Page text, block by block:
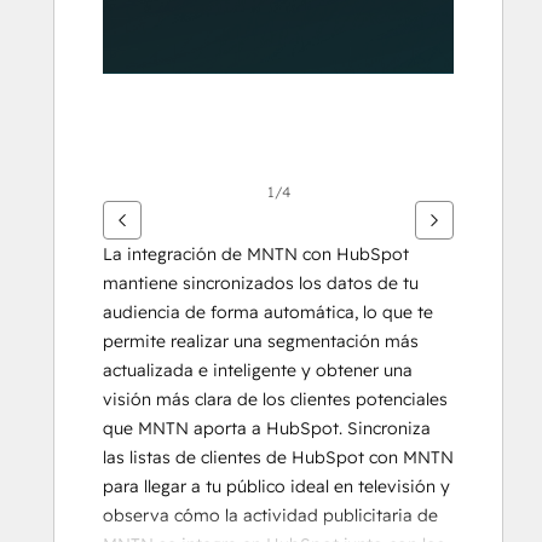
1/4
La integración de MNTN con HubSpot
mantiene sincronizados los datos de tu
audiencia de forma automática, lo que te
permite realizar una segmentación más
actualizada e inteligente y obtener una
visión más clara de los clientes potenciales
que MNTN aporta a HubSpot. Sincroniza
las listas de clientes de HubSpot con MNTN
para llegar a tu público ideal en televisión y
observa cómo la actividad publicitaria de